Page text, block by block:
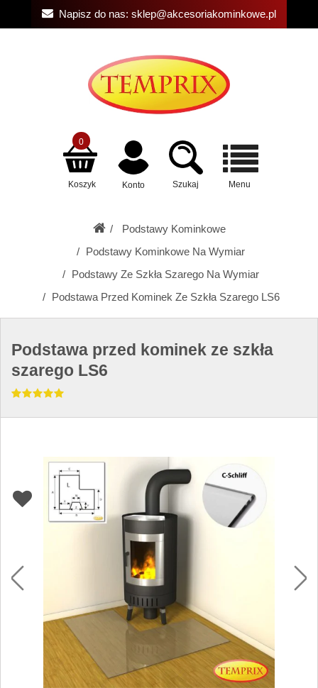
Napisz do nas: sklep@akcesoriakominkowe.pl
Koszyk
0
Konto Szukaj Menu
Podstawy Kominkowe
Podstawy Kominkowe Na Wymiar
Podstawy Ze Szkła Szarego Na Wymiar
Podstawa Przed Kominek Ze Szkła Szarego LS6
Podstawa przed kominek ze szkła
szarego LS6